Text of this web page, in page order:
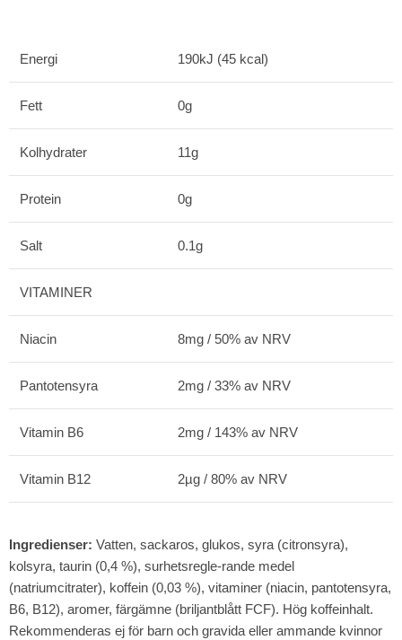
Energi 190kJ (45 kcal)
Fett 0g
Kolhydrater 11g
Protein 0g
Salt 0.1g
VITAMINER
Niacin 8mg / 50% av NRV
Pantotensyra 2mg / 33% av NRV
Vitamin B6 2mg / 143% av NRV
Vitamin B12 2µg / 80% av NRV
Ingredienser: Vatten, sackaros, glukos, syra (citronsyra),
kolsyra, taurin (0,4 %), surhetsregle-rande medel
(natriumcitrater), koffein (0,03 %), vitaminer (niacin, pantotensyra,
B6, B12), aromer, färgämne (briljantblått FCF). Hög koffeinhalt.
Rekommenderas ej för barn och gravida eller ammande kvinnor